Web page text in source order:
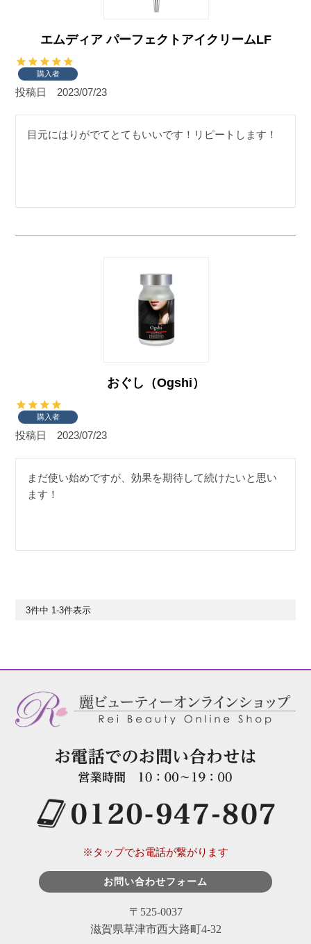
エムディア パーフェクトアイクリームLF
購入者
投稿日 2023/07/23
目元にはりがでてとてもいいです！リピートします！
おぐし（Ogshi）
購入者
投稿日 2023/07/23
まだ使い始めですが、効果を期待して続けたいと思い
ます！
3件中 1-3件表示
※タップでお電話が繋がります
お問い合わせフォーム
〒525-0037
滋賀県草津市西大路町4-32